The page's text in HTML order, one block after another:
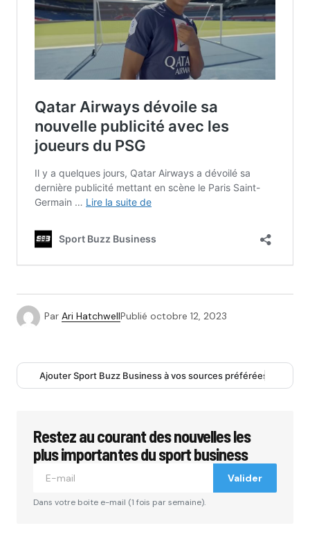
Par Ari HatchwellPublié octobre 12, 2023
Ajouter Sport Buzz Business à vos sources préférées
Restez au courant des nouvelles les
plus importantes du sport business
Valider
Dans votre boite e-mail (1 fois par semaine).